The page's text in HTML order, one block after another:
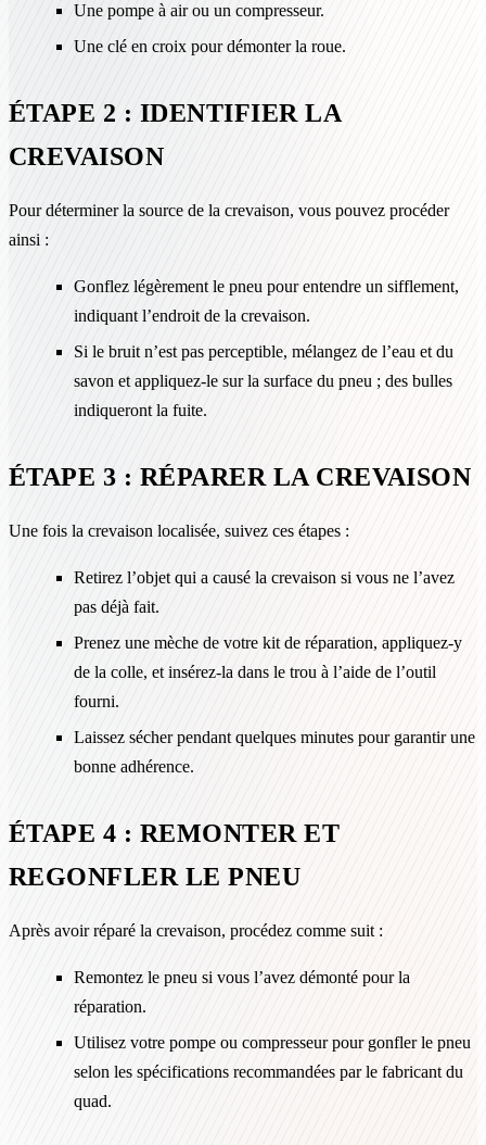
Une pompe à air ou un compresseur.
Une clé en croix pour démonter la roue.
ÉTAPE 2 : IDENTIFIER LA
CREVAISON
Pour déterminer la source de la crevaison, vous pouvez procéder
ainsi :
Gonflez légèrement le pneu pour entendre un sifflement,
indiquant l’endroit de la crevaison.
Si le bruit n’est pas perceptible, mélangez de l’eau et du
savon et appliquez-le sur la surface du pneu ; des bulles
indiqueront la fuite.
ÉTAPE 3 : RÉPARER LA CREVAISON
Une fois la crevaison localisée, suivez ces étapes :
Retirez l’objet qui a causé la crevaison si vous ne l’avez
pas déjà fait.
Prenez une mèche de votre kit de réparation, appliquez-y
de la colle, et insérez-la dans le trou à l’aide de l’outil
fourni.
Laissez sécher pendant quelques minutes pour garantir une
bonne adhérence.
ÉTAPE 4 : REMONTER ET
REGONFLER LE PNEU
Après avoir réparé la crevaison, procédez comme suit :
Remontez le pneu si vous l’avez démonté pour la
réparation.
Utilisez votre pompe ou compresseur pour gonfler le pneu
selon les spécifications recommandées par le fabricant du
quad.